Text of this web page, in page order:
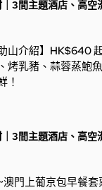
3間主題酒店、高空
山介紹】HK$640
烤乳豬、蒜蓉蒸鮑
！
3間主題酒店、高空
門上葡京包早餐